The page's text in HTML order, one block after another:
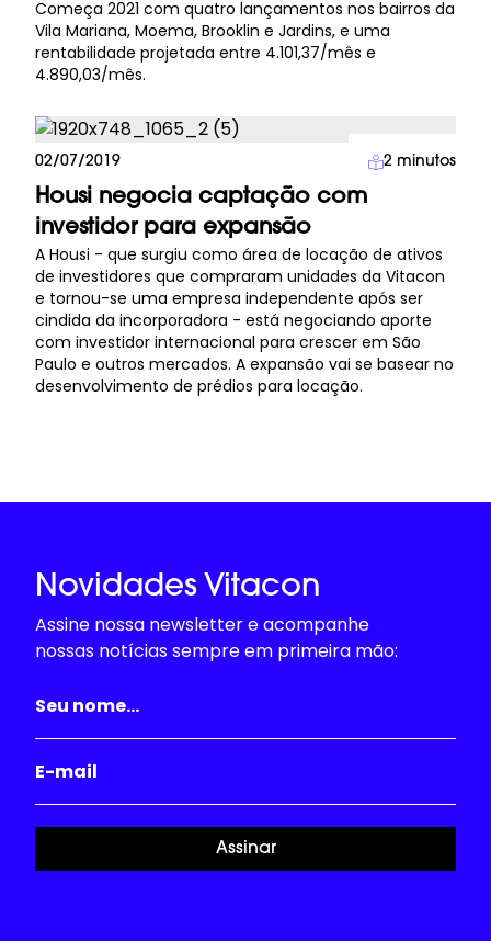
Começa 2021 com quatro lançamentos nos bairros da
Vila Mariana, Moema, Brooklin e Jardins, e uma
rentabilidade projetada entre 4.101,37/mês e
4.890,03/mês.
Imprensa
02/07/2019 2 minutos
Housi negocia captação com
investidor para expansão
A Housi - que surgiu como área de locação de ativos
de investidores que compraram unidades da Vitacon
e tornou-se uma empresa independente após ser
cindida da incorporadora - está negociando aporte
com investidor internacional para crescer em São
Paulo e outros mercados. A expansão vai se basear no
desenvolvimento de prédios para locação.
Novidades Vitacon
Assine nossa newsletter e acompanhe
nossas notícias sempre em primeira mão:
Assinar